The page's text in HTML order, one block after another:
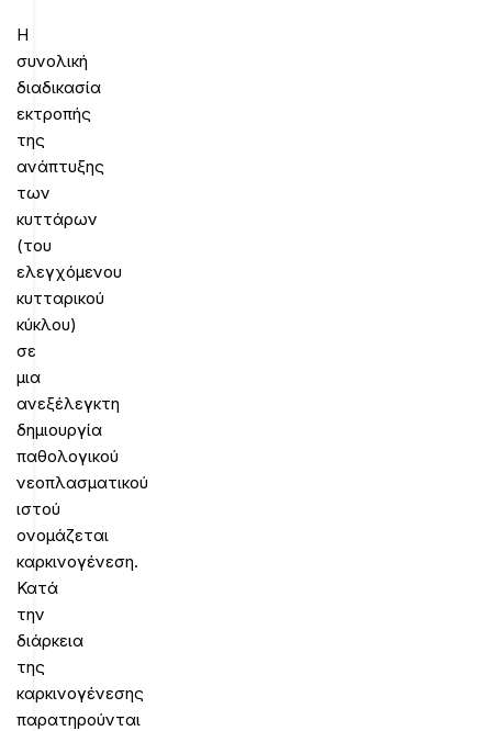
Η
συνολική
διαδικασία
εκτροπής
της
ανάπτυξης
των
κυττάρων
(του
ελεγχόμενου
κυτταρικού
κύκλου)
σε
μια
ανεξέλεγκτη
δημιουργία
παθολογικού
νεοπλασματικού
ιστού
ονομάζεται
καρκινογένεση.
Κατά
την
διάρκεια
της
καρκινογένεσης
παρατηρούνται